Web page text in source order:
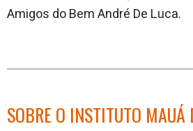
Amigos do Bem André De Luca.
SOBRE O INSTITUTO MAUÁ